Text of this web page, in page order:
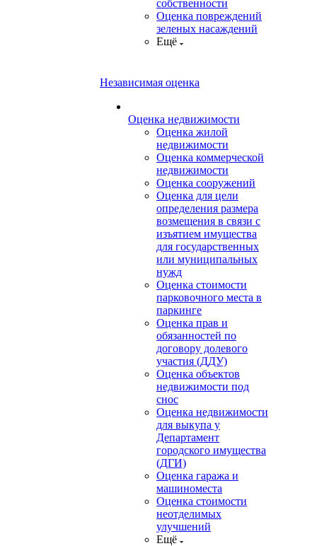
собственности
Оценка повреждений
зеленых насаждений
Ещё
Независимая оценка
Оценка недвижимости
Оценка жилой
недвижимости
Оценка коммерческой
недвижимости
Оценка сооружений
Оценка для цели
определения размера
возмещения в связи с
изъятием имущества
для государственных
или муниципальных
нужд
Оценка стоимости
парковочного места в
паркинге
Оценка прав и
обязанностей по
договору долевого
участия (ДДУ)
Оценка объектов
недвижимости под
снос
Оценка недвижимости
для выкупа у
Департамент
городского имущества
(ДГИ)
Оценка гаража и
машиноместа
Оценка стоимости
неотделимых
улучшений
Ещё